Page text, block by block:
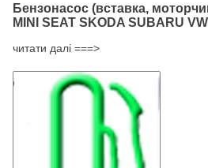
Бензонасос (вставка,
MINI SEAT SKODA SUBARU VW
читати далі ===>